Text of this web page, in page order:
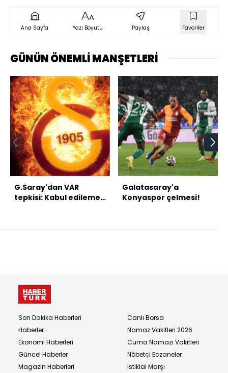
Ana Sayfa Yazı Boyutu Paylaş Favoriler
GÜNÜN ÖNEMLİ MANŞETLERİ
G.Saray'dan VAR
tepkisi: Kabul edilemez
Galatasaray'a
Konyaspor çelmesi!
Son Dakika Haberleri
Haberler
Ekonomi Haberleri
Güncel Haberler
Magazin Haberleri
Canlı Borsa
Namaz Vakitleri 2026
Cuma Namazı Vakitleri
Nöbetçi Eczaneler
İstiklal Marşı